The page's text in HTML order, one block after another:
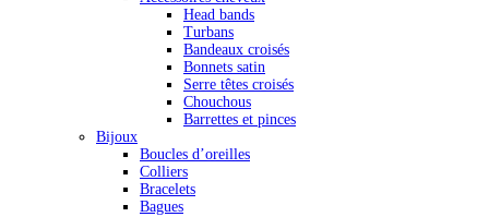
Head bands
Turbans
Bandeaux croisés
Bonnets satin
Serre têtes croisés
Chouchous
Barrettes et pinces
Bijoux
Boucles d’oreilles
Colliers
Bracelets
Bagues